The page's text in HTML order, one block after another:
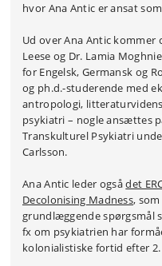
hvor Ana Antic er ansat
Ud over Ana Antic
Leese og Dr. Lamia
for Engelsk, Germansk og
og ph.d.-studerende med
antropologi,
psykiatri – nogle ansættes
Transkulturel Psykiatri
Carlsson.
Ana Antic leder ogsådet
Decolonising Madness,
grundlæggende spørgsmål
fx om psykiatrien har
kolonialistiske fortid efter